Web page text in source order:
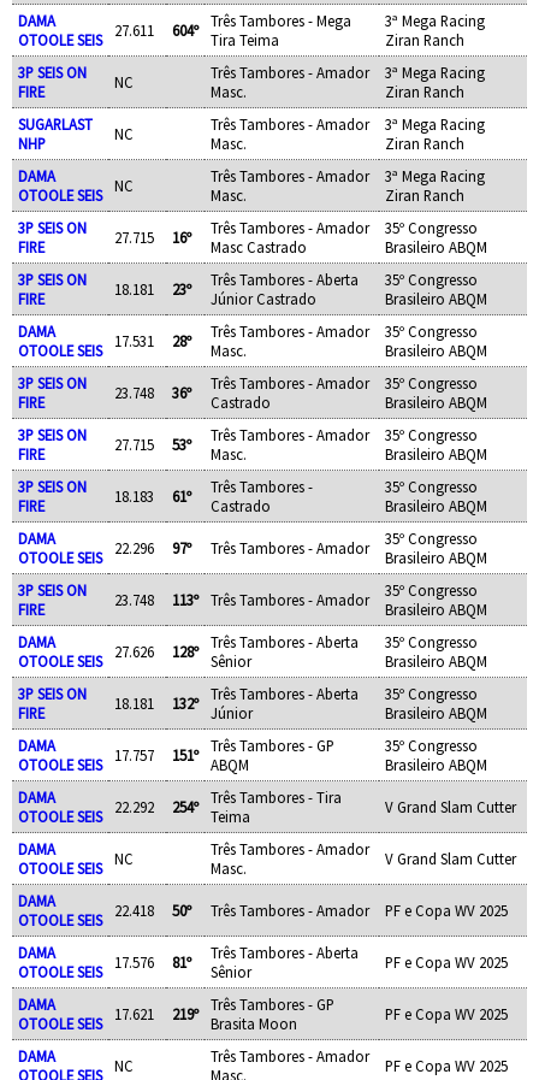
DAMA
OTOOLE SEIS
27.611 604º
Três Tambores - Mega
Tira Teima
3ª Mega Racing
Ziran Ranch
3P SEIS ON
FIRE
NC
Três Tambores - Amador
Masc.
3ª Mega Racing
Ziran Ranch
SUGARLAST
NHP
NC
Três Tambores - Amador
Masc.
3ª Mega Racing
Ziran Ranch
DAMA
OTOOLE SEIS
NC
Três Tambores - Amador
Masc.
3ª Mega Racing
Ziran Ranch
3P SEIS ON
FIRE
27.715 16º
Três Tambores - Amador
Masc Castrado
35º Congresso
Brasileiro ABQM
3P SEIS ON
FIRE
18.181 23º
Três Tambores - Aberta
Júnior Castrado
35º Congresso
Brasileiro ABQM
DAMA
OTOOLE SEIS
17.531 28º
Três Tambores - Amador
Masc.
35º Congresso
Brasileiro ABQM
3P SEIS ON
FIRE
23.748 36º
Três Tambores - Amador
Castrado
35º Congresso
Brasileiro ABQM
3P SEIS ON
FIRE
27.715 53º
Três Tambores - Amador
Masc.
35º Congresso
Brasileiro ABQM
3P SEIS ON
FIRE
18.183 61º
Três Tambores -
Castrado
35º Congresso
Brasileiro ABQM
DAMA
OTOOLE SEIS
22.296 97º Três Tambores - Amador
35º Congresso
Brasileiro ABQM
3P SEIS ON
FIRE
23.748 113º Três Tambores - Amador
35º Congresso
Brasileiro ABQM
DAMA
OTOOLE SEIS
27.626 128º
Três Tambores - Aberta
Sênior
35º Congresso
Brasileiro ABQM
3P SEIS ON
FIRE
18.181 132º
Três Tambores - Aberta
Júnior
35º Congresso
Brasileiro ABQM
DAMA
OTOOLE SEIS
17.757 151º
Três Tambores - GP
ABQM
35º Congresso
Brasileiro ABQM
DAMA
OTOOLE SEIS
22.292 254º
Três Tambores - Tira
Teima
V Grand Slam Cutter
DAMA
OTOOLE SEIS
NC
Três Tambores - Amador
Masc.
V Grand Slam Cutter
DAMA
OTOOLE SEIS
22.418 50º Três Tambores - Amador PF e Copa WV 2025
DAMA
OTOOLE SEIS
17.576 81º
Três Tambores - Aberta
Sênior
PF e Copa WV 2025
DAMA
OTOOLE SEIS
17.621 219º
Três Tambores - GP
Brasita Moon
PF e Copa WV 2025
DAMA
OTOOLE SEIS
NC
Três Tambores - Amador
Masc.
PF e Copa WV 2025